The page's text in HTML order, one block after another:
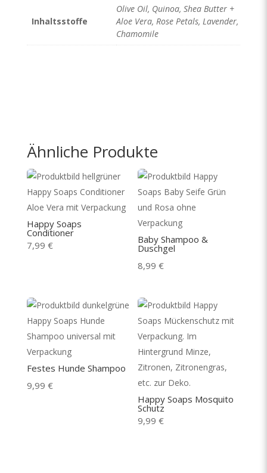
Inhaltsstoffe
Olive Oil, Quinoa, Shea Butter +
Aloe Vera, Rose Petals, Lavender,
Chamomile
Ähnliche Produkte
Happy Soaps
Conditioner
7,99 € Baby Shampoo &
Duschgel
8,99€
Festes Hunde Shampoo
9,99 €
Happy Soaps Mosquito
Schutz
9,99€